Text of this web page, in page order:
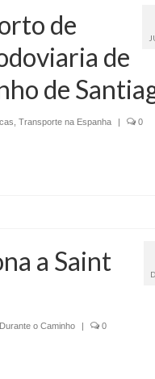
de
de
de
Transporte na Espanha | 0
a Saint
o Caminho | 0